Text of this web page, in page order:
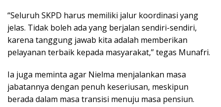
“Seluruh SKPD harus memiliki jalur koordinasi yang
jelas. Tidak boleh ada yang berjalan sendiri-sendiri,
karena tanggung jawab kita adalah memberikan
pelayanan terbaik kepada masyarakat,” tegas Munafri.
Ia juga meminta agar Nielma menjalankan masa
jabatannya dengan penuh keseriusan, meskipun
berada dalam masa transisi menuju masa pensiun.